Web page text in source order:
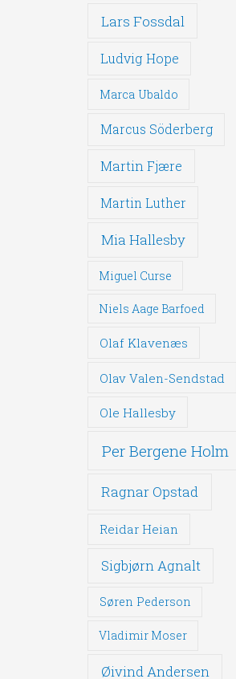
Lars Fossdal
Ludvig Hope
Marca Ubaldo
Marcus Söderberg
Martin Fjære
Martin Luther
Mia Hallesby
Miguel Curse
Niels Aage Barfoed
Olaf Klavenæs
Olav Valen-Sendstad
Ole Hallesby
Per Bergene Holm
Ragnar Opstad
Reidar Heian
Sigbjørn Agnalt
Søren Pederson
Vladimir Moser
Øivind Andersen